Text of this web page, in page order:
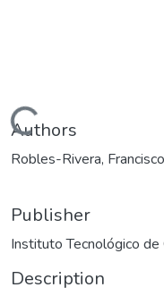
Loading...
Authors
Robles-Rivera, Francisco
Publisher
Instituto Tecnológico de
Description